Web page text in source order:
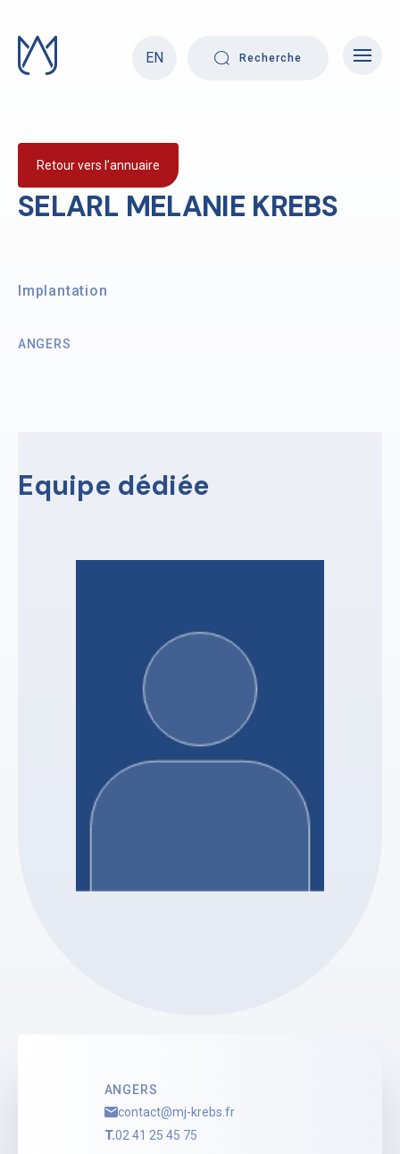
content
EN
Recherche
SELARL MELANIE KREBS
Retour vers l’annuaire
Implantation
ANGERS
Equipe dédiée
ANGERS
contact@mj-krebs.fr
T.02 41 25 45 75